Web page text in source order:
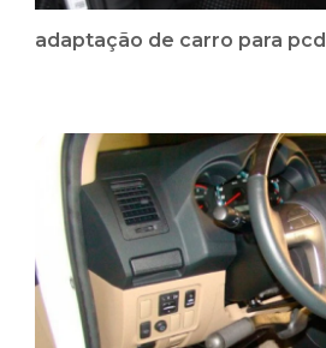
adaptação de carro para pcd